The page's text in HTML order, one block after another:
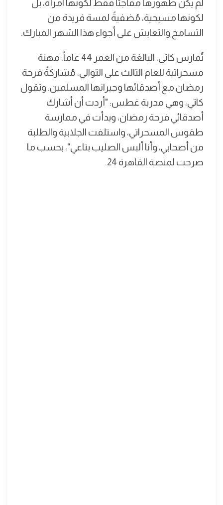
لم يكن ظهورها مفاجئاً فقط لكونها امرأة، بل
لكونها مسيحية، مُضفيةً لمسة فريدة من
التسامح والتعايش على أجواء هذا الشهر المبارك.
تُمارس كاتي، البالغة من العمر 44 عاماً، مهنة
مسحراتية للعام الثالث على التوالي، مُشاركةً فرحة
رمضان مع أصدقائها وجيرانها المسلمين. وتقول
كاتي، وهي مدربة غطس: "أردت أن أشارك
أصدقائي فرحة رمضان، وبدأت في ممارسة
طقوس المسحراتي، واستلفت الجلابية والطلبة
من أصحابي، وأنا ألبس الصليب بتاعي"، بحسب ما
صرحت لمنصة القاهرة 24.